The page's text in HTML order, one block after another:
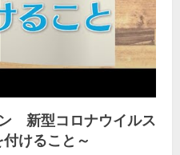
ン 新型コロナウイルス
けること～